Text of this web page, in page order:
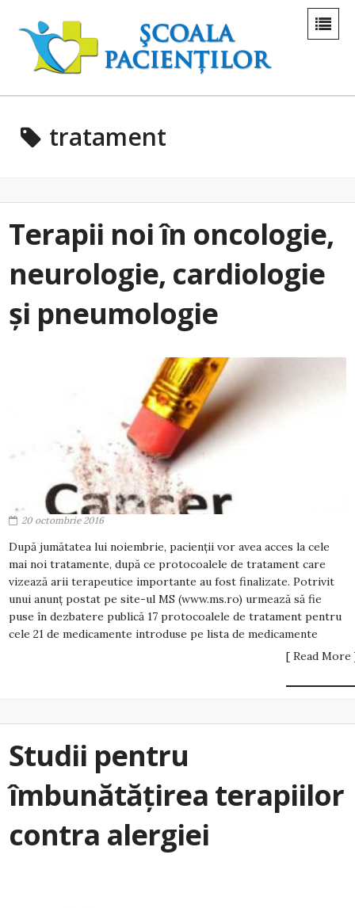
tratament
Terapii noi în oncologie,
neurologie, cardiologie
și pneumologie
20 octombrie 2016
După jumătatea lui noiembrie, pacienții vor avea acces la cele
mai noi tratamente, după ce protocoalele de tratament care
vizează arii terapeutice importante au fost finalizate. Potrivit
unui anunț postat pe site-ul MS (www.ms.ro) urmează să fie
puse în dezbatere publică 17 protocoalele de tratament pentru
cele 21 de medicamente introduse pe lista de medicamente
[ Read More
Studii pentru
îmbunătățirea terapiilor
contra alergiei